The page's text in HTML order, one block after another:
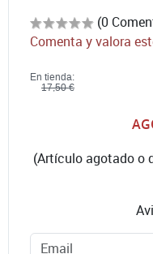
(0
Comenta y valora
En tienda:
17,50 €
(Artículo agotado o